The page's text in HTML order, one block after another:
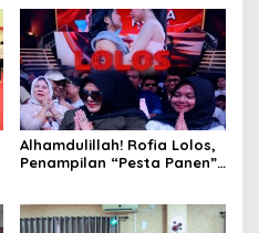
Alhamdulillah! Rofia Lolos,
Penampilan “Pesta Panen”